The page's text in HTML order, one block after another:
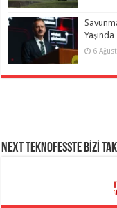
Yaşında
6
NEXT TEKNOFESSTE BİZİ